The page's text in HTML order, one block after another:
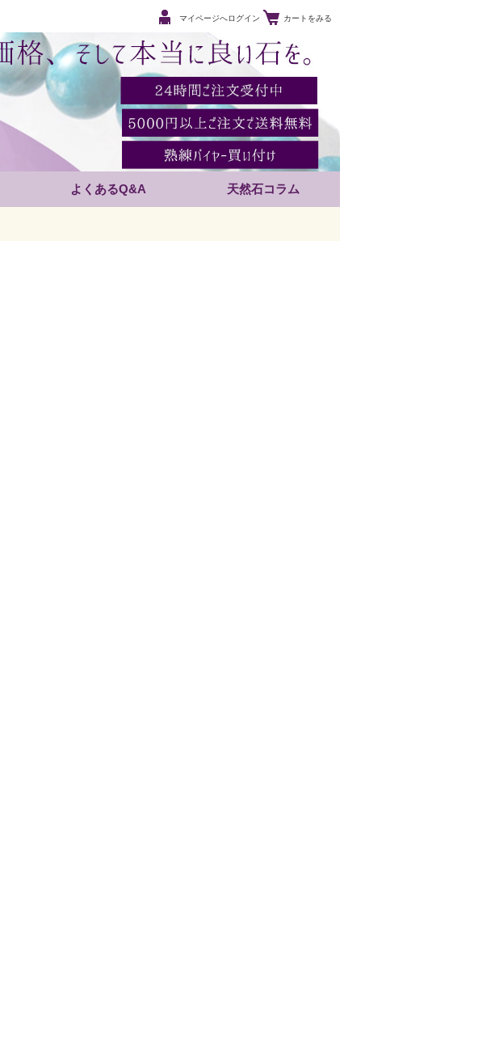
マイページへログイン カートをみる
よくあるQ&A 天然石コラム